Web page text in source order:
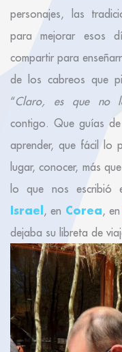
personajes, las
para mejorar esos
compartir para
de los cabreos que
“Claro, es que no
contigo. Que guías
aprender, que fácil lo
lugar, conocer, más
lo que nos escribió
Israel , en Corea, en
dejaba su libreta de